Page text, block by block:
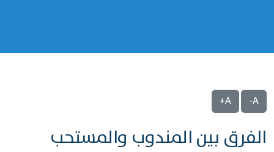
A-
A+
الفرق بين المندوب والمستحب